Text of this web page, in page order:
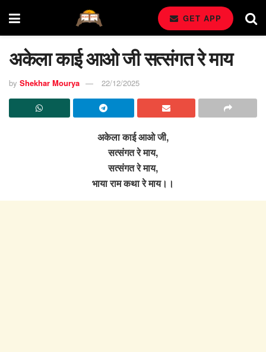
GET APP
अकेला काई आओ जी सत्संगत रे माय
by Shekhar Mourya 22/12/2025
अकेला काई आओ जी,
सत्संगत रे माय,
सत्संगत रे माय,
भाया राम कथा रे माय।।